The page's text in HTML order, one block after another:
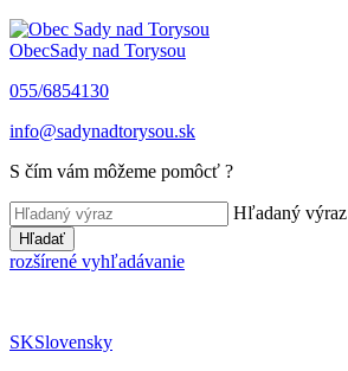
ObecSady nad Torysou
055/6854130
info@sadynadtorysou.sk
S čím vám môžeme pomôcť ?
Hľadaný výraz
Hľadať
rozšírené vyhľadávanie
SKSlovensky